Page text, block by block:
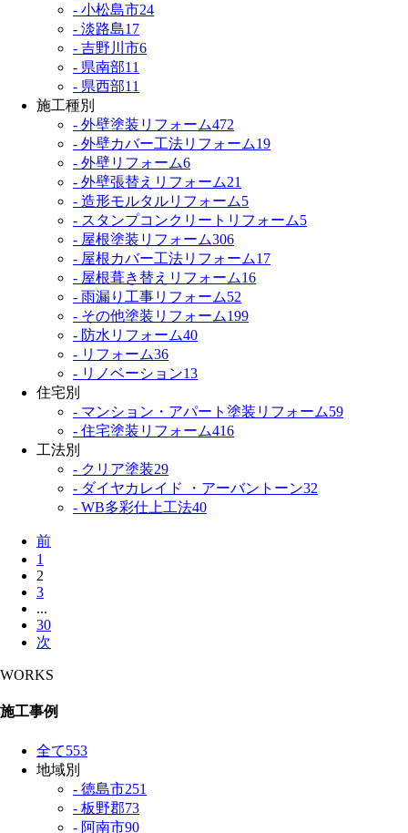
- 小松島市24
- 淡路島17
- 吉野川市6
- 県南部11
- 県西部11
施工種別
- 外壁塗装リフォーム472
- 外壁カバー工法リフォーム19
- 外壁リフォーム6
- 外壁張替えリフォーム21
- 造形モルタルリフォーム5
- スタンプコンクリートリフォーム5
- 屋根塗装リフォーム306
- 屋根カバー工法リフォーム17
- 屋根葺き替えリフォーム16
- 雨漏り工事リフォーム52
- その他塗装リフォーム199
- 防水リフォーム40
- リフォーム36
- リノベーション13
住宅別
- マンション・アパート塗装リフォーム59
- 住宅塗装リフォーム416
工法別
- クリア塗装29
- ダイヤカレイド ・アーバントーン32
- WB多彩仕上工法40
前
1
2
3
...
30
次
WORKS
施工事例
全て553
地域別
- 徳島市251
- 板野郡73
- 阿南市90